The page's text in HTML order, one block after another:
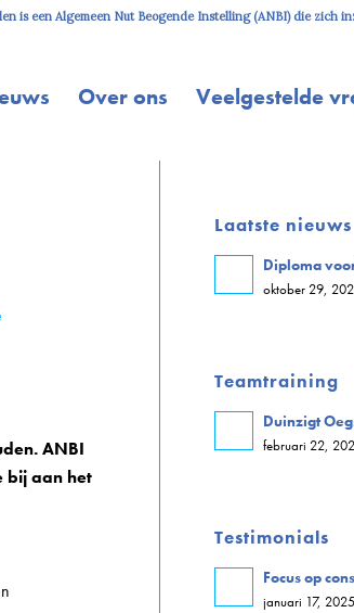
is een Algemeen Nut Beogende Instelling (ANBI) die zich
Over ons Veelgestelde
ANBI
bij aan het
Laatste nieuws
Diploma
oktober 29,
Teamtraining
Duinzigt
februari 22,
Testimonials
Focus op
januari 17,